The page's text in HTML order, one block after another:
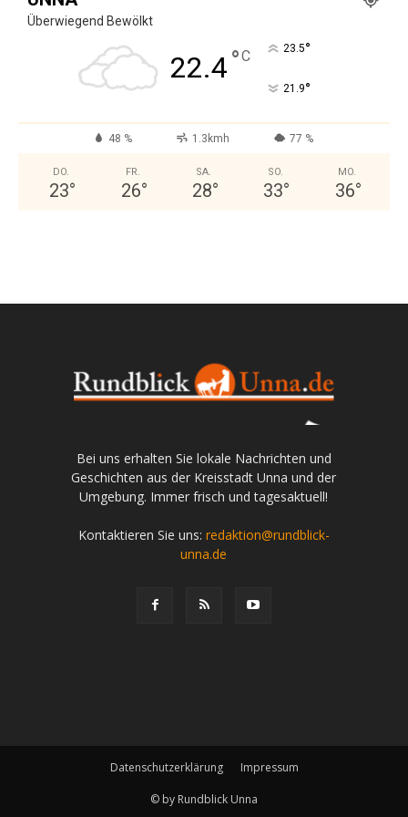
Überwiegend Bewölkt
22.4°C 23.5°
21.9°
48 % 1.3kmh 77 %
DO.
23°
FR.
26°
SA.
28°
SO.
33°
MO.
36°
Bei uns erhalten Sie lokale Nachrichten und
Geschichten aus der Kreisstadt Unna und der
Umgebung. Immer frisch und tagesaktuell!
Kontaktieren Sie uns: redaktion@rundblick-
unna.de
Datenschutzerklärung Impressum
© by Rundblick Unna